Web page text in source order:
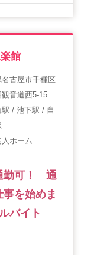
館
名古屋市千種区
音道西5-15
駅 / 池下駅 / 自
人ホーム
勤可！ 通
を始めま
バイト